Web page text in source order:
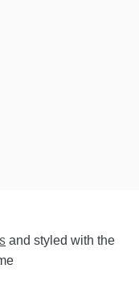
and styled with the